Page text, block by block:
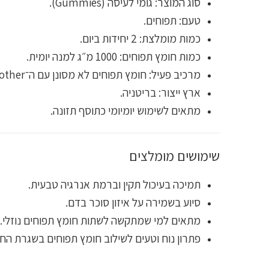
טעם: תפוחים.
כמות מומלצת: 2 יחידות ביום.
כמות חומץ תפוחים: 1000 מ״ג למנה יומית.
מרכיב פעיל: חומץ תפוחים לא מסונן עם ה־Mother.
ארץ ייצור: בריטניה.
מתאים לשימוש יומיומי כתוסף תזונה.
שימושים מומלצים
תמיכה בעיכול תקין וברמת אנרגיה טבעית.
סיוע בשמירה על איזון סוכר בדם.
מתאים למי שמתקשה לשתות חומץ תפוחים נוזלי.
פתרון נוח וטעים לשילוב חומץ תפוחים בשגרת